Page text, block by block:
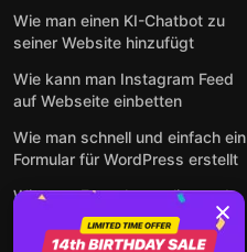
Wie man einen KI-Chatbot zu
seiner Website hinzufügt
Wie kann man Instagram Feed
auf Webseite einbetten
Wie man schnell und einfach ein
Formular für WordPress erstellt
Wie man Formulare online und
kostenlos auf jeder Website
einbettet